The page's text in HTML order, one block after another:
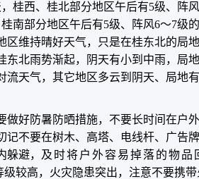
桂西、桂北部分地区午后有5级、阵
南部分地区午后有5级、阵风6～7级
区维持晴好天气，只是在桂东北的局
东北雨势渐起，阴天有小到中雨，局
流天气，其它地区多云到阴天、局地
做好防暑防晒措施，不要长时间在户外
记不要在树木、高塔、电线杆、广告
避， 及时将户外容易掉落的物品
级较高，火灾隐患突出，注意不要携